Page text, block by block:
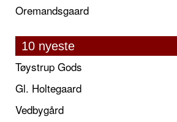
Oremandsgaard
10 nyeste
Tøystrup Gods
Gl. Holtegaard
Vedbygård